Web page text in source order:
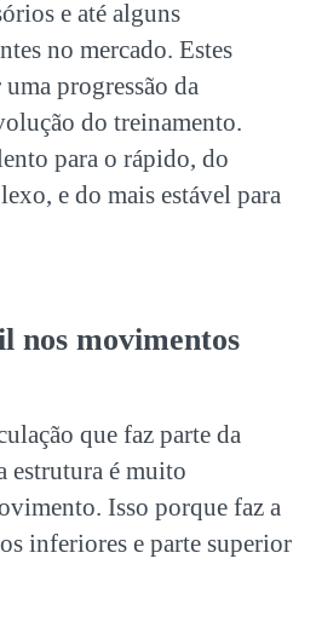
e até alguns
no mercado. Estes
progressão da
do treinamento.
para o rápido, do
e do mais estável para
nos movimentos
que faz parte da
estrutura é muito
Isso porque faz a
inferiores e parte superior